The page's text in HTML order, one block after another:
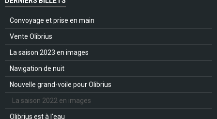
Convoyage et prise en main
Vente Olibrius
La saison 2023 en images
Navigation de nuit
Nouvelle grand-voile pour Olibrius
La saison 2022 en images
Olibrius est à l'eau